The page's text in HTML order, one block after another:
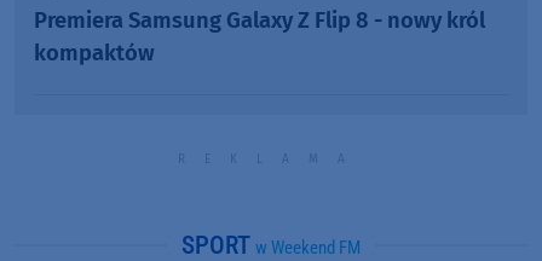
Premiera Samsung Galaxy Z Flip 8 - nowy król
kompaktów
SPORT w Weekend FM